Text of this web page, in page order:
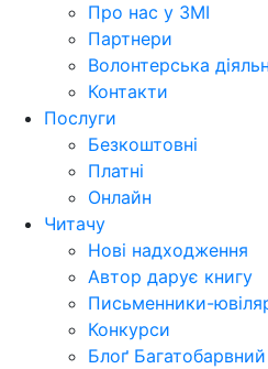
Про нас у ЗМІ
Партнери
Волонтерська
Контакти
Послуги
Безкоштовні
Платні
Онлайн
Читачу
Нові надходження
Автор дарує книгу
Письменники-
Конкурси
Блоґ